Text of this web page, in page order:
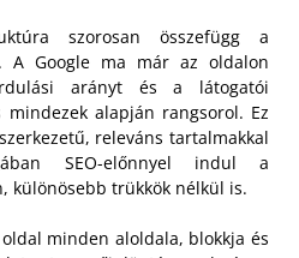
szorosan összefügg a
A Google ma már az oldalon
arányt és a látogatói
alapján rangsorol. Ez
releváns tartalmakkal
SEO-előnnyel indul a
különösebb trükkök nélkül is.
minden aloldala, blokkja és